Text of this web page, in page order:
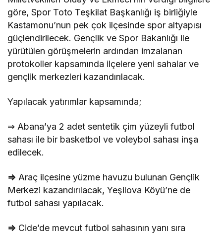
göre, Spor Toto Teşkilat Başkanlığı iş birliğiyle
Kastamonu’nun pek çok ilçesinde spor altyapısı
güçlendirilecek. Gençlik ve Spor Bakanlığı ile
yürütülen görüşmelerin ardından imzalanan
protokoller kapsamında ilçelere yeni sahalar ve
gençlik merkezleri kazandırılacak.
Yapılacak yatırımlar kapsamında;
⇒ Abana’ya 2 adet sentetik çim yüzeyli futbol
sahası ile bir basketbol ve voleybol sahası inşa
edilecek.
⇒ Araç ilçesine yüzme havuzu bulunan Gençlik
Merkezi kazandırılacak, Yeşilova Köyü’ne de
futbol sahası yapılacak.
⇒ Cide’de mevcut futbol sahasının yanı sıra